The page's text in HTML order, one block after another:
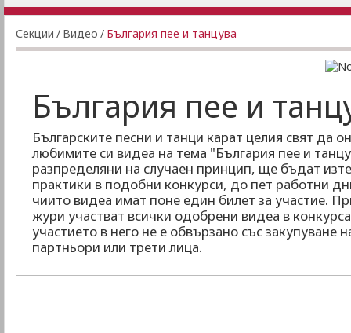
Секции / Видеo / България пее и танцува
България пее и
Българските песни и танци карат целия свят да
любимите си видеа на тема "България пее и
разпределяни на случаен принцип, ще бъдат
практики в подобни конкурси, до пет работни
чиито видеа имат поне един билет за участие.
жури участват всички одобрени видеа в
участието в него не е обвързано със закупуване
партньори или трети лица.